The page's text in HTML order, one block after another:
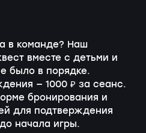
в команде? Наш
вместе с детьми и
было в порядке.
— 1000 ₽ за сеанс.
бронирования и
для подтверждения
начала игры.